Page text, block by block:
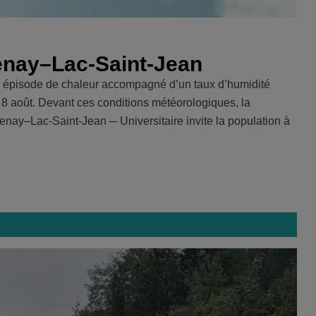
Saint-Jean
de chaleur accompagné d’un taux d’humidité
août. Devant ces conditions météorologiques, la
Saint-Jean ─ Universitaire invite la population à